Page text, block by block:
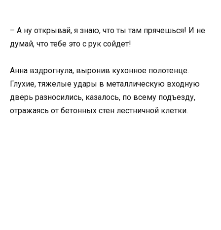
– А ну открывай, я знаю, что ты там прячешься! И не
думай, что тебе это с рук сойдет!
Анна вздрогнула, выронив кухонное полотенце.
Глухие, тяжелые удары в металлическую входную
дверь разносились, казалось, по всему подъезду,
отражаясь от бетонных стен лестничной клетки.